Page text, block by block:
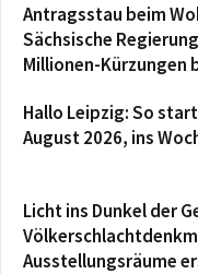
Antragsstau beim
Sächsische
Millionen-Kürzungen
Hallo Leipzig: So
August 2026, ins
Licht ins Dunkel der
Ausstellungsräume